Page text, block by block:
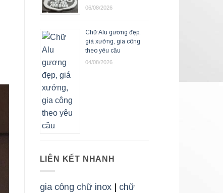
06/08/2026
Chữ Alu gương đẹp,
giá xưởng, gia công
theo yêu cầu
04/08/2026
LIÊN KẾT NHANH
gia công chữ inox| chữ